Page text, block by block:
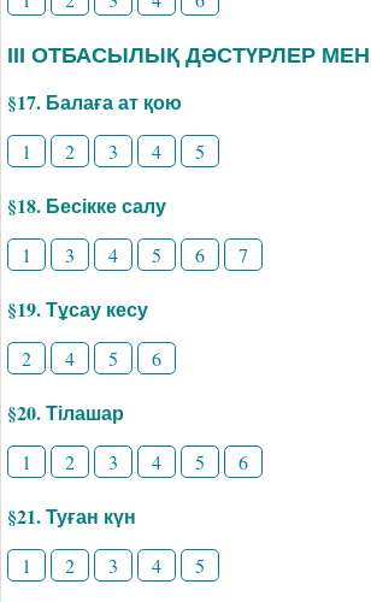
ІІІ ОТБАСЫЛЫҚ ДӘСТҮРЛЕР
§17. Балаға ат қою
1 2 3 4 5
§18. Бесікке салу
1 3 4 5 6 7
§19. Тұсау кесу
2 4 5 6
§20. Тілашар
1 2 3 4 5 6
§21. Туған күн
1 2 3 4 5